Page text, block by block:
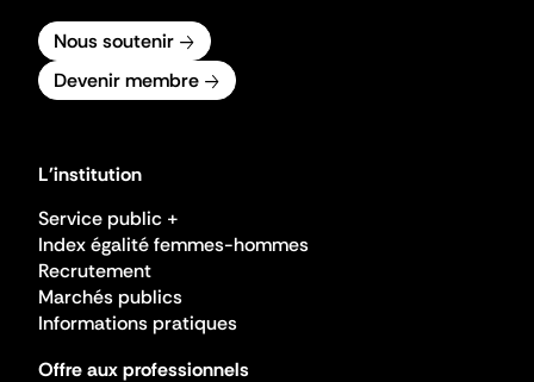
Nous soutenir
Devenir membre
L'institution
Service public +
Index égalité femmes-hommes
Recrutement
Marchés publics
Informations pratiques
Offre aux professionnels